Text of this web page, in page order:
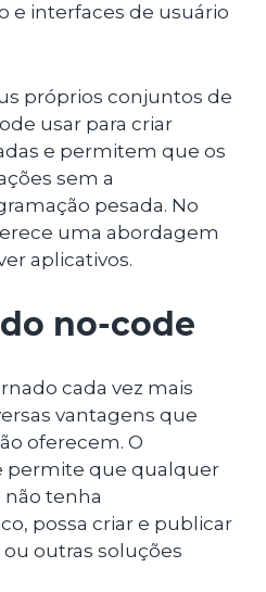
e interfaces de usuário
próprios conjuntos de
usar para criar
e permitem que os
sem a
pesada. No
uma abordagem
aplicativos.
no-code
cada vez mais
vantagens que
oferecem. O
permite que qualquer
não tenha
possa criar e publicar
outras soluções